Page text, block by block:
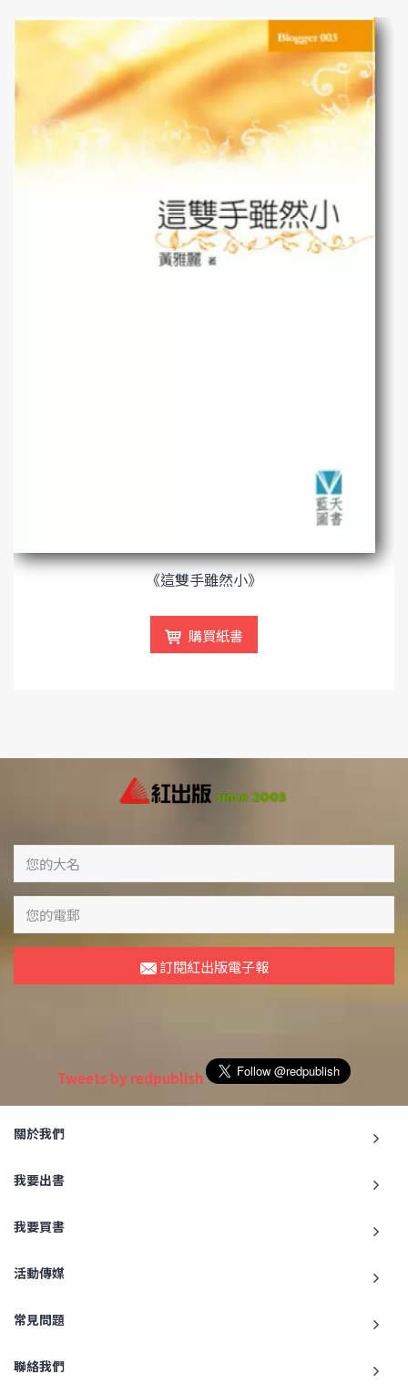
《這雙手雖然小》
購買紙書
訂閱紅出版電子報
Tweets by redpublish
關於我們
我要出書
我要買書
活動傳媒
常見問題
聯絡我們